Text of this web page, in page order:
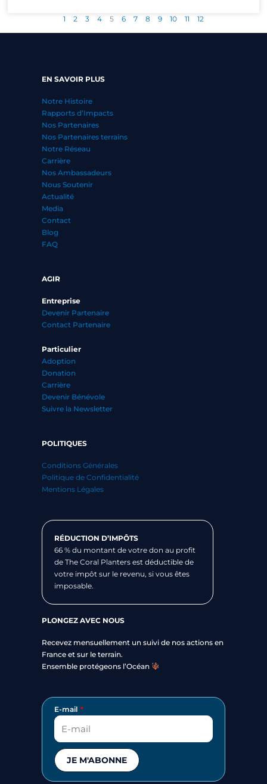
1 2 3 4 5 6 7 8 9 10 11 12
EN SAVOIR PLUS
Notre Histoire
Rapports d’Impacts
Nos Partenaires
Nos Partenaires terrains
Notre Réseau
Carrière
Nos Ambassadeurs
Nous Soutenir
Actualité
Media
Contact
Blog
FAQ
AGIR
Entreprise
Devenir Partenaire
Contact Partenaire
Particulier
Adoption
Donation
Carrière
Devenir Bénévole
Suivre la Newsletter
POLITIQUES
Conditions Générales
Politique de Confidentialité
Mentions Légales
RÉDUCTION D’IMPÔTS
66 % du montant de votre don au profit
de The Coral Planters est déductible de
votre impôt sur le revenu, si vous êtes
imposable.
PLONGEZ AVEC NOUS
Recevez mensuellement un suivi de nos actions en
France et sur le terrain.
Ensemble protégeons l’Océan
E-mail
JE M'ABONNE